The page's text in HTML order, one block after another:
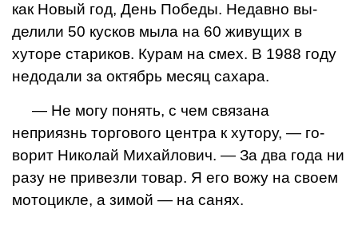
как Новый год, День Победы. Недавно вы­
делили 50 кусков мыла на 60 живущих в
хуторе ста­риков. Курам на смех. В 1988 году
недодали за ок­тябрь месяц сахара.
— Не могу понять, с чем связана
неприязнь торгово­го центра к хутору, — го­
ворит Николай Михай­лович. — За два года ни
разу не привезли товар. Я его вожу на своем
мото­цикле, а зимой — на санях.